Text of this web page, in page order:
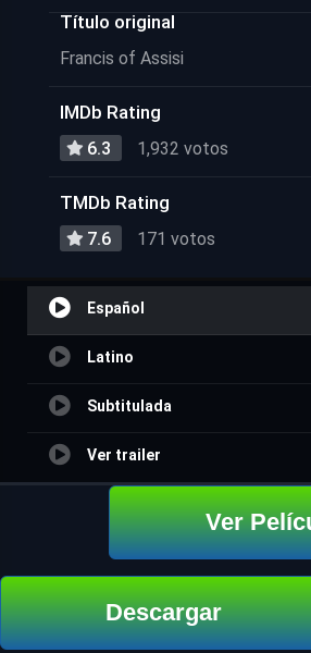
Título original
Francis of Assisi
IMDb Rating
6.3 1,932 votos
TMDb Rating
7.6 171 votos
Español
Latino
Subtitulada
Ver trailer
Ver
Descargar